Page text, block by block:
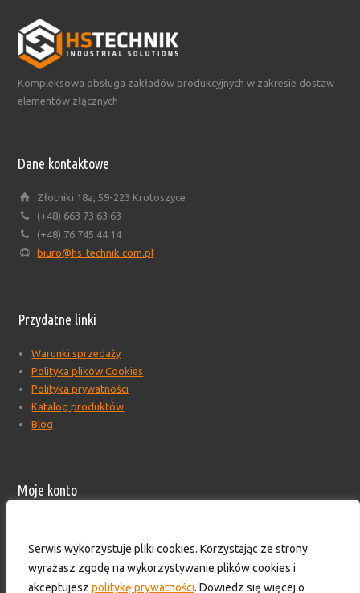
Serwis wykorzystuje pliki cookies. Korzystając ze strony
wyrażasz zgodę na wykorzystywanie plików cookies i
akceptujesz politykę prywatności. Dowiedz się więcej o
Kompleksowa obsługa zakładów produkcyjnych w zakresie dostaw
elementów złącznych
Dane kontaktowe
Złotniki 18a, 59-223 Krotoszyce
(+48) 663 73 63 63
(+48) 76 745 44 14
biuro@hs-technik.com.pl
Przydatne linki
Warunki sprzedaży
Polityka plików Cookies
Polityka prywatności
Katalog produktów
Blog
Moje konto
Formularz wyceny produktów
Skontaktuj się z nami!